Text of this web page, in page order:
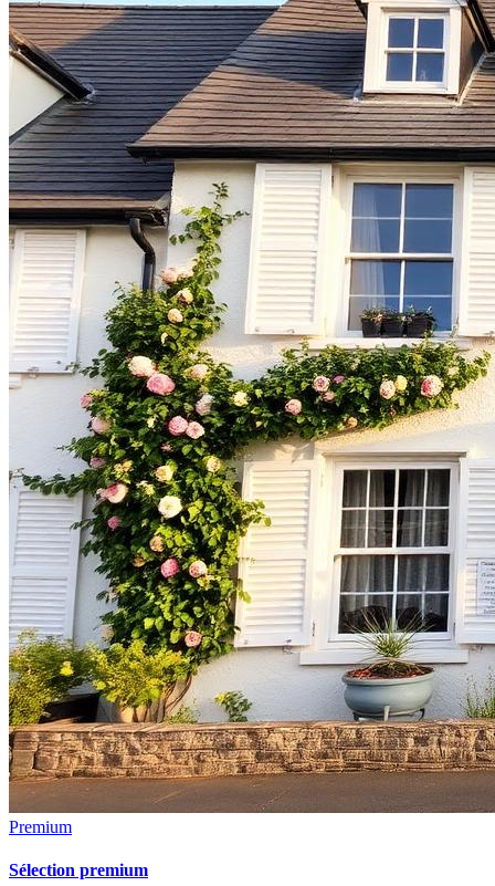
Premium
Sélection premium